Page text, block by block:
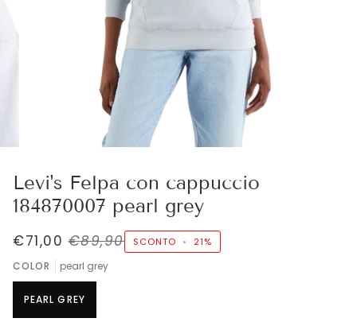
Levi's Felpa con cappuccio
184870007 pearl grey
€71,00 €89,90 SCONTO • 21%
COLOR pearl grey
PEARL GREY